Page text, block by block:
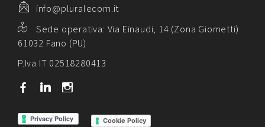
info@pluralecom.it
Sede operativa: Via Einaudi, 14 (Zona Giometti)
61032 Fano (PU)
P.Iva IT 02518280413
b j x
Cookie Policy